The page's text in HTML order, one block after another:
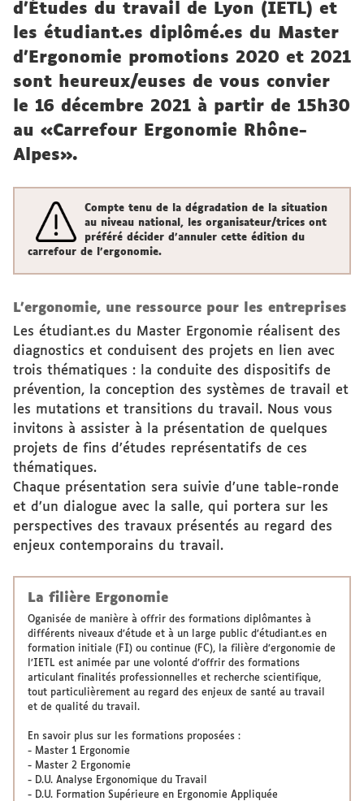
d’Études du travail de Lyon (IETL) et
les étudiant.es diplômé.es du Master
d’Ergonomie promotions 2020 et 2021
sont heureux/euses de vous convier
le 16 décembre 2021 à partir de 15h30
au «Carrefour Ergonomie Rhône-
Alpes».
Compte tenu de la dégradation de la situation
au niveau national, les organisateur/trices ont
préféré décider d'annuler cette édition du
carrefour de l'ergonomie.
L’ergonomie, une ressource pour les entreprises
Les étudiant.es du Master Ergonomie réalisent des
diagnostics et conduisent des projets en lien avec
trois thématiques : la conduite des dispositifs de
prévention, la conception des systèmes de travail et
les mutations et transitions du travail. Nous vous
invitons à assister à la présentation de quelques
projets de fins d’études représentatifs de ces
thématiques.
Chaque présentation sera suivie d’une table-ronde
et d’un dialogue avec la salle, qui portera sur les
perspectives des travaux présentés au regard des
enjeux contemporains du travail.
La filière Ergonomie
Oganisée de manière à offrir des formations diplômantes à
différents niveaux d’étude et à un large public d’étudiant.es en
formation initiale (FI) ou continue (FC), la filière d’ergonomie de
l’IETL est animée par une volonté d’offrir des formations
articulant finalités professionnelles et recherche scientifique,
tout particulièrement au regard des enjeux de santé au travail
et de qualité du travail.
En savoir plus sur les formations proposées :
- Master 1 Ergonomie
- Master 2 Ergonomie
- D.U. Analyse Ergonomique du Travail
- D.U. Formation Supérieure en Ergonomie Appliquée